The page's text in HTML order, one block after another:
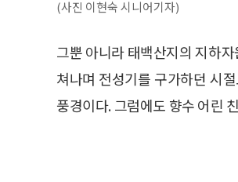
(사진 이현숙 시니어기자)
그뿐 아니라 태백산지의 지하
쳐나며 전성기를 구가하던 시
풍경이다. 그럼에도 향수 어린